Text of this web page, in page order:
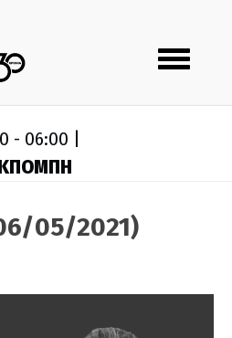
Toggle
navigation
- 06:00 |
05/2021)